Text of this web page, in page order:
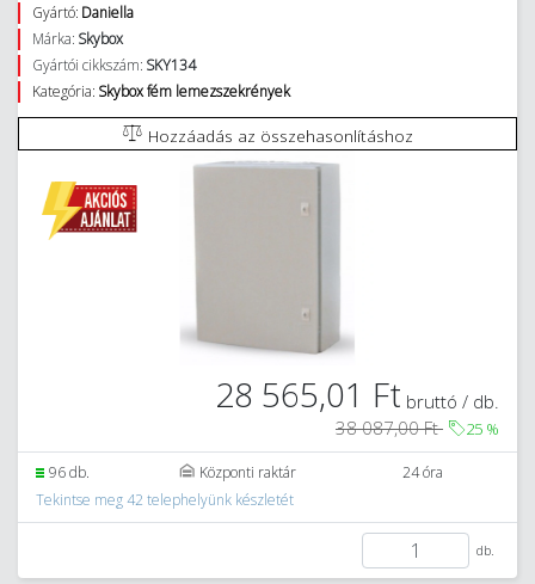
Gyártó: Daniella
Márka: Skybox
Gyártói cikkszám: SKY134
Kategória: Skybox fém lemezszekrények
Hozzáadás az összehasonlításhoz
28 565,01 Ft bruttó / db.
38 087,00 Ft
25 %
96 db. Központi raktár
24 óra
Tekintse meg 42 telephelyünk készletét
db.